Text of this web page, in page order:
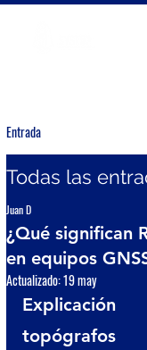
Entrada
Todas las
¿Qué significan
en equipos
Juan D
Actualizado:19 may
topógrafos